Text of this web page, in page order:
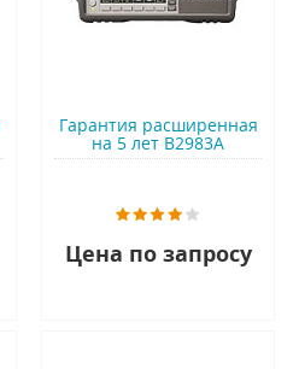
Гарантия расширенная
на 5 лет B2983A
Цена по запросу